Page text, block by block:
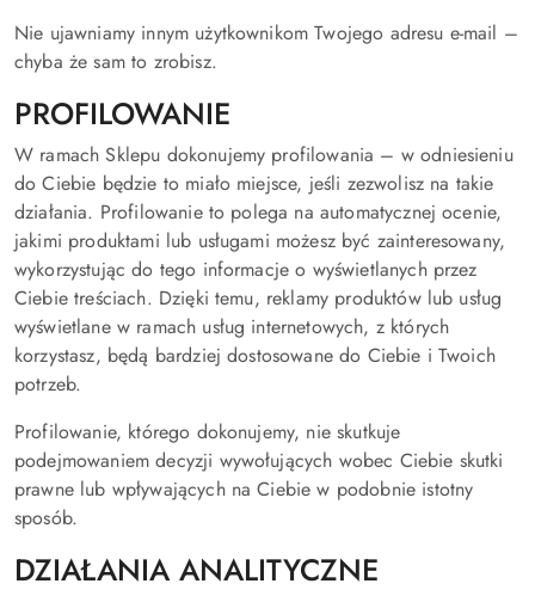
Nie ujawniamy innym użytkownikom Twojego adresu e-mail –
chyba że sam to zrobisz.
PROFILOWANIE
W ramach Sklepu dokonujemy profilowania – w odniesieniu
do Ciebie będzie to miało miejsce, jeśli zezwolisz na takie
działania. Profilowanie to polega na automatycznej ocenie,
jakimi produktami lub usługami możesz być zainteresowany,
wykorzystując do tego informacje o wyświetlanych przez
Ciebie treściach. Dzięki temu, reklamy produktów lub usług
wyświetlane w ramach usług internetowych, z których
korzystasz, będą bardziej dostosowane do Ciebie i Twoich
potrzeb.
Profilowanie, którego dokonujemy, nie skutkuje
podejmowaniem decyzji wywołujących wobec Ciebie skutki
prawne lub wpływających na Ciebie w podobnie istotny
sposób.
DZIAŁANIA ANALITYCZNE